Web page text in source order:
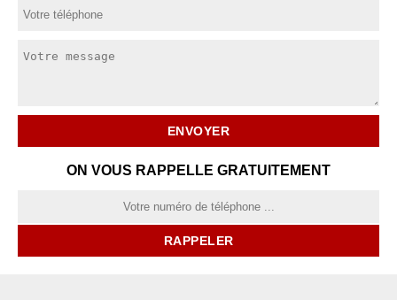
ON VOUS RAPPELLE GRATUITEMENT